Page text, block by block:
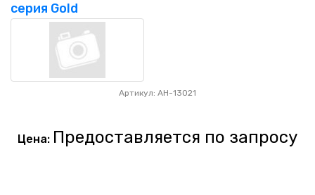
серия Gold
Артикул: AH-13021
Цена: Предоставляется по запросу